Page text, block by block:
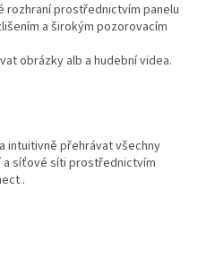
rozhraní prostřednictvím panelu
a širokým pozorovacím
obrázky alb a hudební videa.
intuitivně přehrávat všechny
a síťové síti prostřednictvím
.